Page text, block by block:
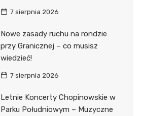
7 sierpnia 2026
Nowe zasady ruchu na rondzie
przy Granicznej – co musisz
wiedzieć!
7 sierpnia 2026
Letnie Koncerty Chopinowskie w
Parku Południowym – Muzyczne